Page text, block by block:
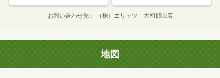
お問い合わせ先 （株）エリッツ 大和郡山店
地図